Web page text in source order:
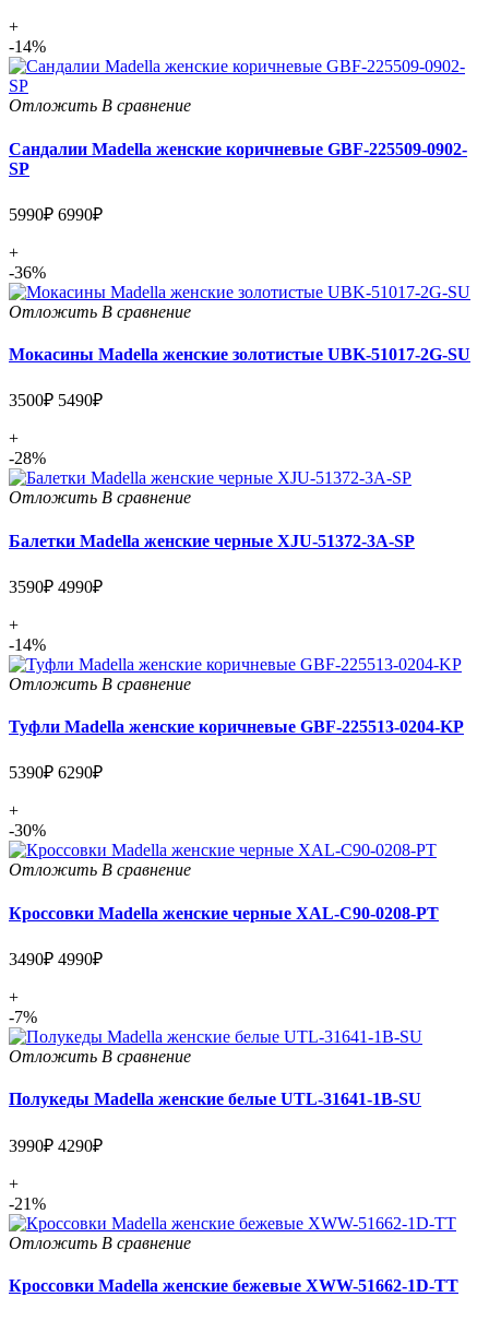
+
-14%
Отложить В сравнение
Сандалии Madella женские коричневые GBF-225509-0902-
SP
5990₽ 6990₽
+
-36%
Отложить В сравнение
Мокасины Madella женские золотистые UBK-51017-2G-SU
3500₽ 5490₽
+
-28%
Отложить В сравнение
Балетки Madella женские черные XJU-51372-3A-SP
3590₽ 4990₽
+
-14%
Отложить В сравнение
Туфли Madella женские коричневые GBF-225513-0204-KP
5390₽ 6290₽
+
-30%
Отложить В сравнение
Кроссовки Madella женские черные XAL-C90-0208-PT
3490₽ 4990₽
+
-7%
Отложить В сравнение
Полукеды Madella женские белые UTL-31641-1B-SU
3990₽ 4290₽
+
-21%
Отложить В сравнение
Кроссовки Madella женские бежевые XWW-51662-1D-TT